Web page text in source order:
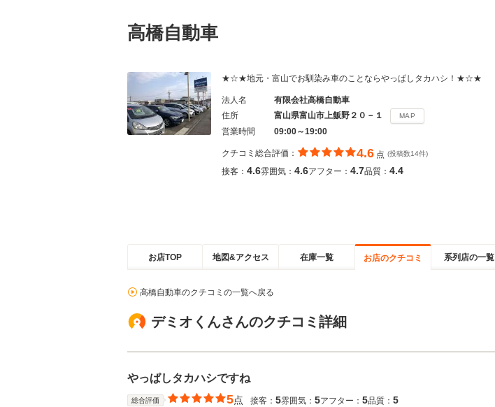
高橋自動車
★☆★地元・富山でお馴染み車のことならやっぱしタカハシ！★☆★
法人名
有限会社高橋自動車
住所
富山県富山市上飯野２０－１ MAP
営業時間 09:00～19:00
クチコミ総合評価： 4.6 点 (投稿数14件)
接客： 4.6雰囲気： 4.6アフター： 4.7品質： 4.4
お店TOP 地図&アクセス 在庫一覧 お店のクチコミ 系列店の一覧
高橋自動車のクチコミの一覧へ戻る
デミオくんさんのクチコミ詳細
やっぱしタカハシですね
総合評価 5点 接客： 5雰囲気： 5アフター： 5品質： 5